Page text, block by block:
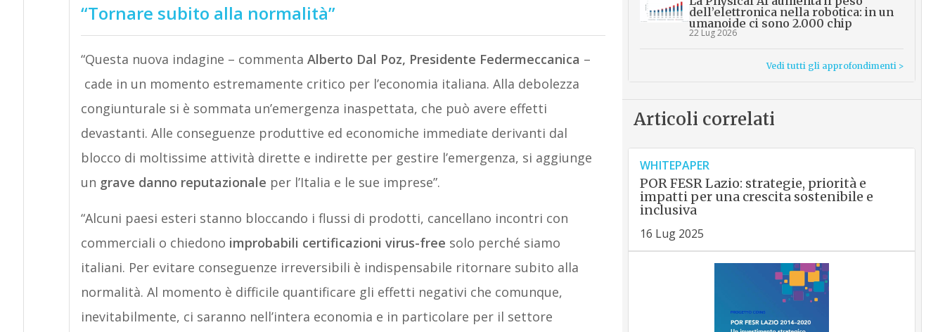
“Tornare subito alla normalità”
“Questa nuova indagine – commenta Alberto Dal Poz, Presidente Federmeccanica –
cade in un momento estremamente critico per l’economia italiana. Alla debolezza
congiunturale si è sommata un’emergenza inaspettata, che può avere effetti
devastanti. Alle conseguenze produttive ed economiche immediate derivanti dal
blocco di moltissime attività dirette e indirette per gestire l’emergenza, si aggiunge
un grave danno reputazionale per l’Italia e le sue imprese”.
“Alcuni paesi esteri stanno bloccando i flussi di prodotti, cancellano incontri con
commerciali o chiedono improbabili certificazioni virus-free solo perché siamo
italiani. Per evitare conseguenze irreversibili è indispensabile ritornare subito alla
normalità. Al momento è difficile quantificare gli effetti negativi che comunque,
inevitabilmente, ci saranno nell’intera economia e in particolare per il settore
dell’elettronica nella robotica: in un
umanoide ci sono 2.000 chip
22 Lug 2026
Vedi tutti gli approfondimenti >
Articoli correlati
WHITEPAPER
POR FESR Lazio: strategie, priorità e
impatti per una crescita sostenibile e
inclusiva
16 Lug 2025